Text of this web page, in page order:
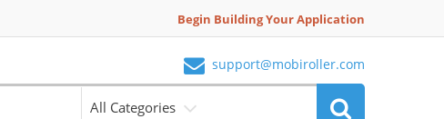
Begin Building Your Application
support@mobiroller.com
All Categories